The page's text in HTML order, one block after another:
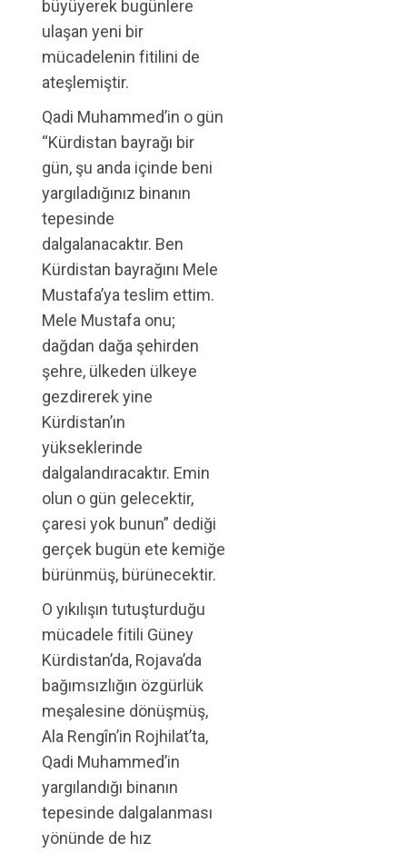
büyüyerek bugünlere
ulaşan yeni bir
mücadelenin fitilini de
ateşlemiştir.
Qadi Muhammed’in o gün
“Kürdistan bayrağı bir
gün, şu anda içinde beni
yargıladığınız binanın
tepesinde
dalgalanacaktır. Ben
Kürdistan bayrağını Mele
Mustafa’ya teslim ettim.
Mele Mustafa onu;
dağdan dağa şehirden
şehre, ülkeden ülkeye
gezdirerek yine
Kürdistan’ın
yükseklerinde
dalgalandıracaktır. Emin
olun o gün gelecektir,
çaresi yok bunun” dediği
gerçek bugün ete kemiğe
bürünmüş, bürünecektir.
O yıkılışın tutuşturduğu
mücadele fitili Güney
Kürdistan’da, Rojava’da
bağımsızlığın özgürlük
meşalesine dönüşmüş,
Ala Rengîn’in Rojhilat’ta,
Qadi Muhammed’in
yargılandığı binanın
tepesinde dalgalanması
yönünde de hız